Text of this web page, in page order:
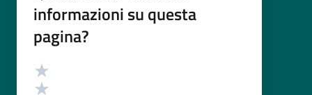
informazioni su questa
pagina?
Valutazione